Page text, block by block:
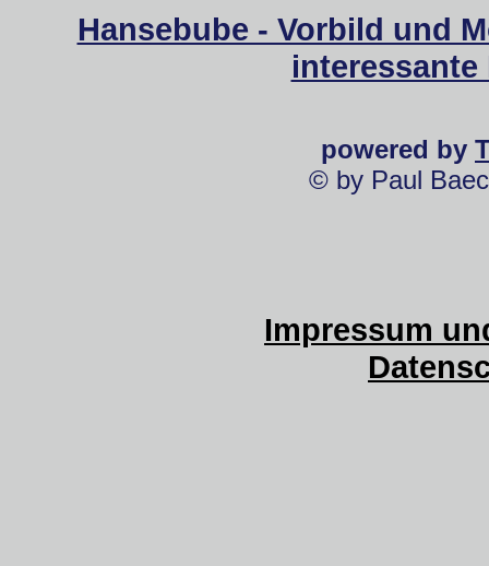
Hansebube - Vorbild und
powered by
© by Paul
Impressum